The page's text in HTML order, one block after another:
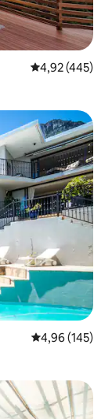
Gemiddelde
4,92 (445)
Gemiddelde
4,96 (145)